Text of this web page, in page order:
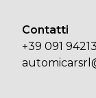
Contatti
+39 091